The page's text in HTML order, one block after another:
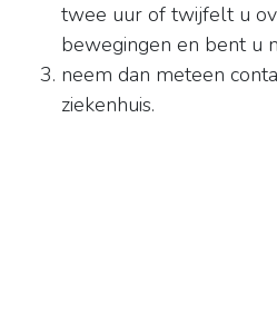
twee uur of twijfelt u
bewegingen en bent u
neem dan meteen
ziekenhuis.